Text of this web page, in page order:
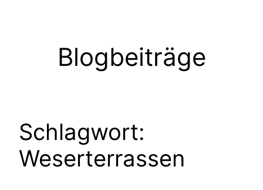
Blogbeiträge
Schlagwort:
Weserterrassen